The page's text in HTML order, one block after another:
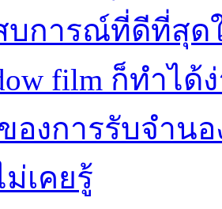
บการณ์ที่ดีที่สุดใ
film ก็ทำได้
องการรับจำน
ม่เคยรู้